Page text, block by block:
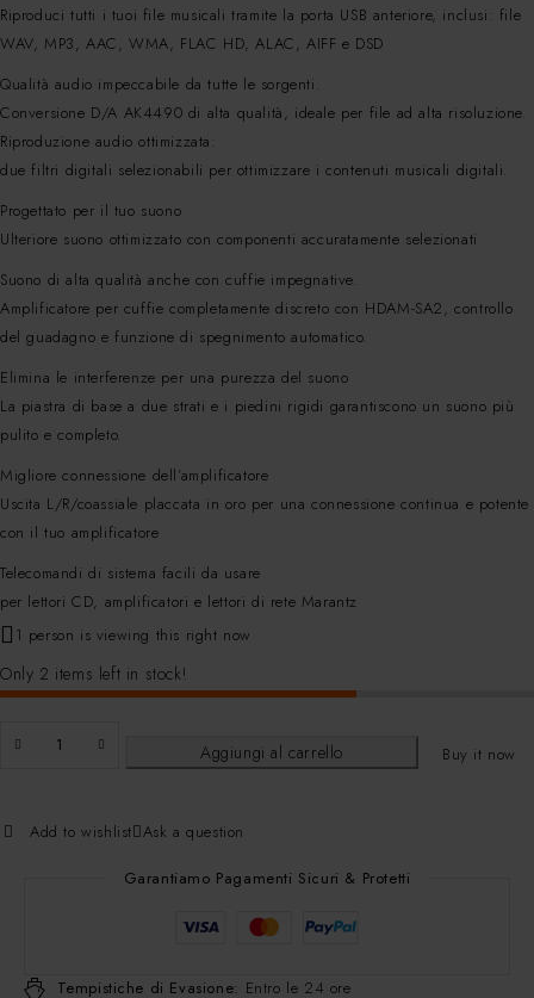
Riproduci tutti i tuoi file musicali tramite la porta USB anteriore, inclusi: file
WAV, MP3, AAC, WMA, FLAC HD, ALAC, AIFF e DSD
Qualità audio impeccabile da tutte le sorgenti.
Conversione D/A AK4490 di alta qualità, ideale per file ad alta risoluzione.
Riproduzione audio ottimizzata:
due filtri digitali selezionabili per ottimizzare i contenuti musicali digitali.
Progettato per il tuo suono
Ulteriore suono ottimizzato con componenti accuratamente selezionati
Suono di alta qualità anche con cuffie impegnative.
Amplificatore per cuffie completamente discreto con HDAM-SA2, controllo
del guadagno e funzione di spegnimento automatico.
Elimina le interferenze per una purezza del suono
La piastra di base a due strati e i piedini rigidi garantiscono un suono più
pulito e completo.
Migliore connessione dell’amplificatore
Uscita L/R/coassiale placcata in oro per una connessione continua e potente
con il tuo amplificatore
Telecomandi di sistema facili da usare
per lettori CD, amplificatori e lettori di rete Marantz
1 person is viewing this right now
Only 2 items left in stock!
Aggiungi al carrello Buy it now
Add to wishlist Ask a question
Garantiamo Pagamenti Sicuri & Protetti
Tempistiche di Evasione: Entro le 24 ore